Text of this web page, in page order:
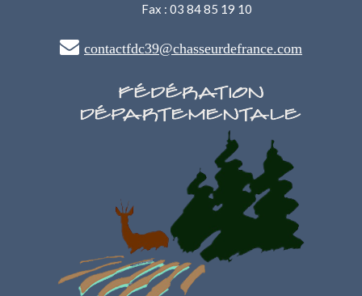
Fax : 03 84 85 19 10
contactfdc39@chasseurdefrance.com